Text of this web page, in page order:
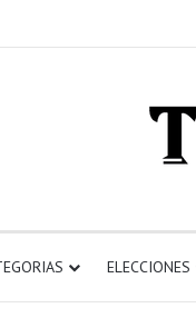
ELECCIONES